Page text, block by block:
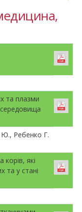
та плазми
Ю., Ребенко Г.
які
та у стані